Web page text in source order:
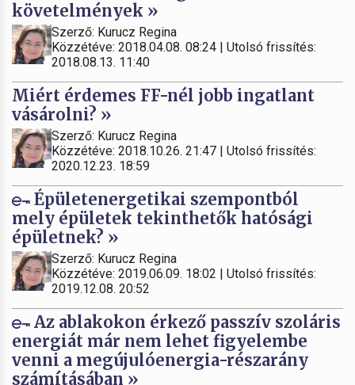
követelmények »
Szerző: Kurucz Regina
Közzétéve: 2018.04.08. 08:24 | Utolsó frissítés:
2018.08.13. 11:40
Miért érdemes FF-nél jobb ingatlant
vásárolni? »
Szerző: Kurucz Regina
Közzétéve: 2018.10.26. 21:47 | Utolsó frissítés:
2020.12.23. 18:59
Épületenergetikai szempontból
mely épületek tekinthetők hatósági
épületnek? »
Szerző: Kurucz Regina
Közzétéve: 2019.06.09. 18:02 | Utolsó frissítés:
2019.12.08. 20:52
Az ablakokon érkező passzív szoláris
energiát már nem lehet figyelembe
venni a megújulóenergia-részarány
számításában »